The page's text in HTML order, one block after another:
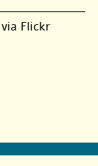
via Flickr